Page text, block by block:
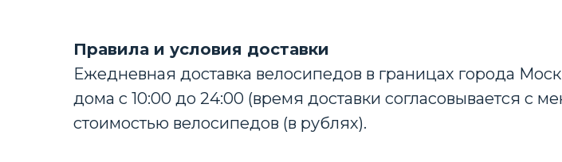
Правила и условия доставки
Ежедневная доставка велосипедов в границах города
дома с 10:00 до 24:00 (время доставки согласовывается с
стоимостью велосипедов (в рублях).